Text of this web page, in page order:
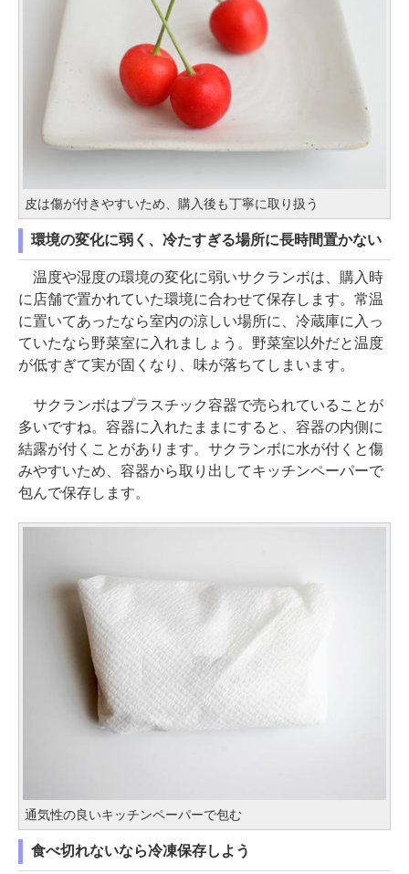
皮は傷が付きやすいため、購入後も丁寧に取り扱う
環境の変化に弱く、冷たすぎる場所に長時間置かない
温度や湿度の環境の変化に弱いサクランボは、購入時
に店舗で置かれていた環境に合わせて保存します。常温
に置いてあったなら室内の涼しい場所に、冷蔵庫に入っ
ていたなら野菜室に入れましょう。野菜室以外だと温度
が低すぎて実が固くなり、味が落ちてしまいます。
サクランボはプラスチック容器で売られていることが
多いですね。容器に入れたままにすると、容器の内側に
結露が付くことがあります。サクランボに水が付くと傷
みやすいため、容器から取り出してキッチンペーパーで
包んで保存します。
通気性の良いキッチンペーパーで包む
食べ切れないなら冷凍保存しよう